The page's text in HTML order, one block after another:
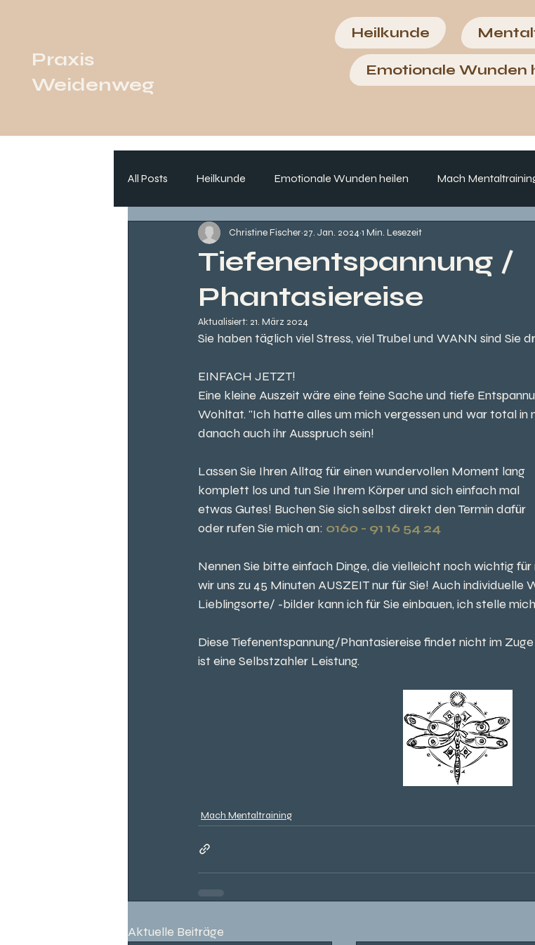
Heilkunde
Emotionale Wunden
Praxis
Weidenweg
All Posts Heilkunde Emotionale Wunden heilen Mach
Tiefenentspannung /
Phantasiereise
Christine Fischer 27. Jan. 20241 Min. Lesezeit
Aktualisiert: 21. März 2024
Sie haben täglich viel Stress, viel Trubel und WANN sind Sie
EINFACH JETZT!
Eine kleine Auszeit wäre eine feine Sache und tiefe
Wohltat. "Ich hatte alles um mich vergessen und war total in
danach auch ihr Ausspruch sein!
Lassen Sie Ihren Alltag für einen wundervollen Moment lang
komplett los und tun Sie Ihrem Körper und sich einfach mal
etwas Gutes! Buchen Sie sich selbst direkt den Termin dafür
oder rufen Sie mich an: 0160 - 91 16 54 24
Nennen Sie bitte einfach Dinge, die vielleicht noch wichtig für
wir uns zu 45 Minuten AUSZEIT nur für Sie! Auch individuelle
Lieblingsorte/ -bilder kann ich für Sie einbauen, ich stelle
Diese Tiefenentspannung/Phantasiereise findet nicht im
ist eine Selbstzahler Leistung.
Mach Mentaltraining
Aktuelle Beiträge